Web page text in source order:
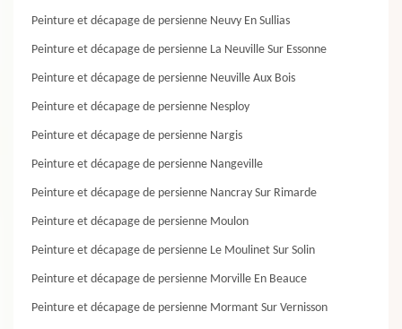
Peinture et décapage de persienne Neuvy En Sullias
Peinture et décapage de persienne La Neuville Sur Essonne
Peinture et décapage de persienne Neuville Aux Bois
Peinture et décapage de persienne Nesploy
Peinture et décapage de persienne Nargis
Peinture et décapage de persienne Nangeville
Peinture et décapage de persienne Nancray Sur Rimarde
Peinture et décapage de persienne Moulon
Peinture et décapage de persienne Le Moulinet Sur Solin
Peinture et décapage de persienne Morville En Beauce
Peinture et décapage de persienne Mormant Sur Vernisson